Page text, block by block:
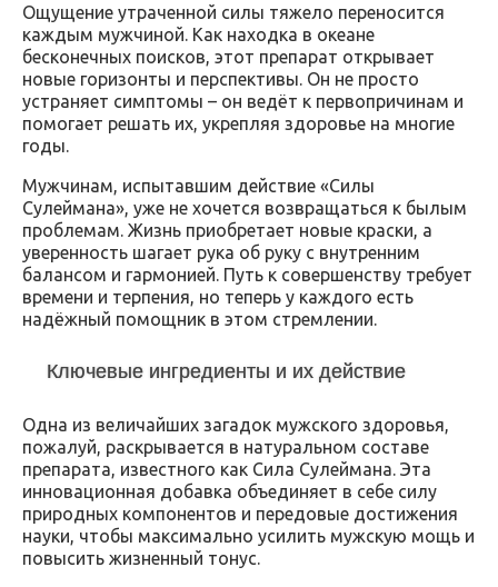
Ощущение утраченной силы тяжело переносится
каждым мужчиной. Как находка в океане
бесконечных поисков, этот препарат открывает
новые горизонты и перспективы. Он не просто
устраняет симптомы – он ведёт к первопричинам и
помогает решать их, укрепляя здоровье на многие
годы.
Мужчинам, испытавшим действие «Силы
Сулеймана», уже не хочется возвращаться к былым
проблемам. Жизнь приобретает новые краски, а
уверенность шагает рука об руку с внутренним
балансом и гармонией. Путь к совершенству требует
времени и терпения, но теперь у каждого есть
надёжный помощник в этом стремлении.
Ключевые ингредиенты и их действие
Одна из величайших загадок мужского здоровья,
пожалуй, раскрывается в натуральном составе
препарата, известного как Сила Сулеймана. Эта
инновационная добавка объединяет в себе силу
природных компонентов и передовые достижения
науки, чтобы максимально усилить мужскую мощь и
повысить жизненный тонус.